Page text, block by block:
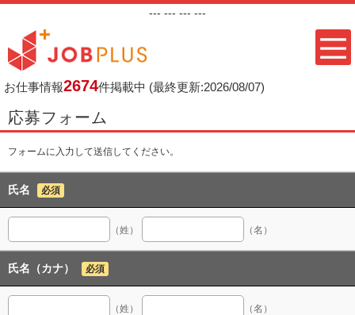
--- --- --- ---
お仕事情報2674件掲載中 (最終更新:2026/08/07)
応募フォーム
フォームに入力して送信してください。
氏名 必須
（姓） （名）
氏名（カナ） 必須
（姓） （名）